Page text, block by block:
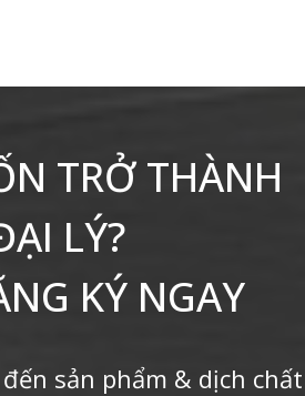
TRỞ THÀNH
LÝ?
KÝ NGAY
sản phẩm & dịch chất